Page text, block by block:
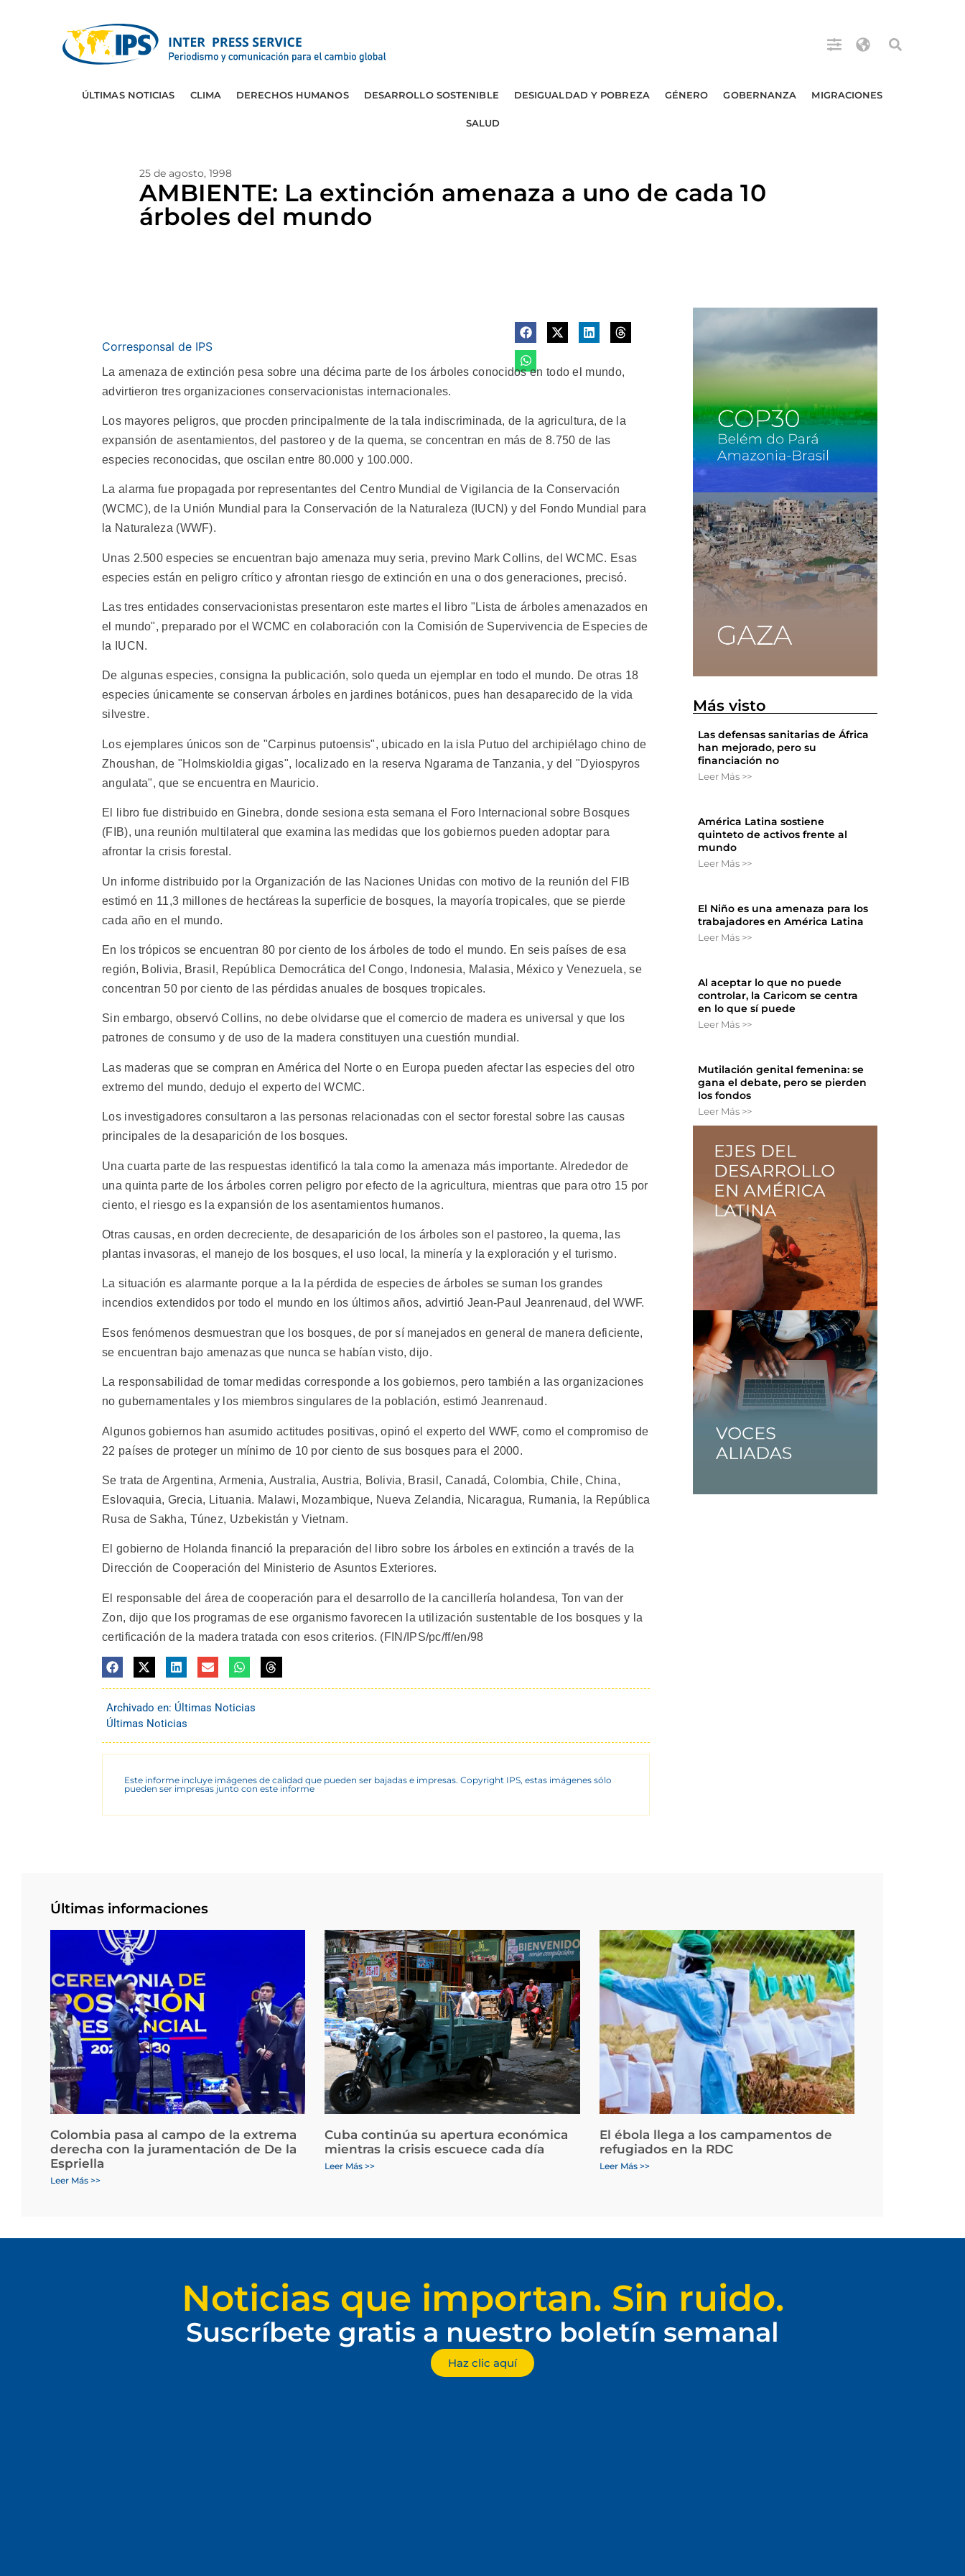
ÚLTIMAS NOTICIAS CLIMA DERECHOS HUMANOS DESARROLLO SOSTENIBLE DESIGUALDAD Y POBREZA GÉNERO GOBERNANZA MIGRACIONES
SALUD
25 de agosto, 1998
AMBIENTE: La extinción amenaza a uno de cada 10
árboles del mundo
Corresponsal de IPS
La amenaza de extinción pesa sobre una décima parte de los árboles conocidos en todo el mundo,
advirtieron tres organizaciones conservacionistas internacionales.
Los mayores peligros, que procden principalmente de la tala indiscriminada, de la agricultura, de la
expansión de asentamientos, del pastoreo y de la quema, se concentran en más de 8.750 de las
especies reconocidas, que oscilan entre 80.000 y 100.000.
La alarma fue propagada por representantes del Centro Mundial de Vigilancia de la Conservación
(WCMC), de la Unión Mundial para la Conservación de la Naturaleza (IUCN) y del Fondo Mundial para
la Naturaleza (WWF).
Unas 2.500 especies se encuentran bajo amenaza muy seria, previno Mark Collins, del WCMC. Esas
especies están en peligro crítico y afrontan riesgo de extinción en una o dos generaciones, precisó.
Las tres entidades conservacionistas presentaron este martes el libro "Lista de árboles amenazados en
el mundo", preparado por el WCMC en colaboración con la Comisión de Supervivencia de Especies de
la IUCN.
De algunas especies, consigna la publicación, solo queda un ejemplar en todo el mundo. De otras 18
especies únicamente se conservan árboles en jardines botánicos, pues han desaparecido de la vida
silvestre.
Los ejemplares únicos son de "Carpinus putoensis", ubicado en la isla Putuo del archipiélago chino de
Zhoushan, de "Holmskioldia gigas", localizado en la reserva Ngarama de Tanzania, y del "Dyiospyros
angulata", que se encuentra en Mauricio.
El libro fue distribuido en Ginebra, donde sesiona esta semana el Foro Internacional sobre Bosques
(FIB), una reunión multilateral que examina las medidas que los gobiernos pueden adoptar para
afrontar la crisis forestal.
Un informe distribuido por la Organización de las Naciones Unidas con motivo de la reunión del FIB
estimó en 11,3 millones de hectáreas la superficie de bosques, la mayoría tropicales, que se pierde
cada año en el mundo.
En los trópicos se encuentran 80 por ciento de los árboles de todo el mundo. En seis países de esa
región, Bolivia, Brasil, República Democrática del Congo, Indonesia, Malasia, México y Venezuela, se
concentran 50 por ciento de las pérdidas anuales de bosques tropicales.
Sin embargo, observó Collins, no debe olvidarse que el comercio de madera es universal y que los
patrones de consumo y de uso de la madera constituyen una cuestión mundial.
Las maderas que se compran en América del Norte o en Europa pueden afectar las especies del otro
extremo del mundo, dedujo el experto del WCMC.
Los investigadores consultaron a las personas relacionadas con el sector forestal sobre las causas
principales de la desaparición de los bosques.
Una cuarta parte de las respuestas identificó la tala como la amenaza más importante. Alrededor de
una quinta parte de los árboles corren peligro por efecto de la agricultura, mientras que para otro 15 por
ciento, el riesgo es la expansión de los asentamientos humanos.
Otras causas, en orden decreciente, de desaparición de los árboles son el pastoreo, la quema, las
plantas invasoras, el manejo de los bosques, el uso local, la minería y la exploración y el turismo.
La situación es alarmante porque a la la pérdida de especies de árboles se suman los grandes
incendios extendidos por todo el mundo en los últimos años, advirtió Jean-Paul Jeanrenaud, del WWF.
Esos fenómenos desmuestran que los bosques, de por sí manejados en general de manera deficiente,
se encuentran bajo amenazas que nunca se habían visto, dijo.
La responsabilidad de tomar medidas corresponde a los gobiernos, pero también a las organizaciones
no gubernamentales y los miembros singulares de la población, estimó Jeanrenaud.
Algunos gobiernos han asumido actitudes positivas, opinó el experto del WWF, como el compromiso de
22 países de proteger un mínimo de 10 por ciento de sus bosques para el 2000.
Se trata de Argentina, Armenia, Australia, Austria, Bolivia, Brasil, Canadá, Colombia, Chile, China,
Eslovaquia, Grecia, Lituania. Malawi, Mozambique, Nueva Zelandia, Nicaragua, Rumania, la República
Rusa de Sakha, Túnez, Uzbekistán y Vietnam.
El gobierno de Holanda financió la preparación del libro sobre los árboles en extinción a través de la
Dirección de Cooperación del Ministerio de Asuntos Exteriores.
El responsable del área de cooperación para el desarrollo de la cancillería holandesa, Ton van der
Zon, dijo que los programas de ese organismo favorecen la utilización sustentable de los bosques y la
certificación de la madera tratada con esos criterios. (FIN/IPS/pc/ff/en/98
Archivado en: Últimas Noticias
Últimas Noticias
Este informe incluye imágenes de calidad que pueden ser bajadas e impresas. Copyright IPS, estas imágenes sólo
pueden ser impresas junto con este informe
Más visto
Las defensas sanitarias de África
han mejorado, pero su
financiación no
Leer Más >>
América Latina sostiene
quinteto de activos frente al
mundo
Leer Más >>
El Niño es una amenaza para los
trabajadores en América Latina
Leer Más >>
Al aceptar lo que no puede
controlar, la Caricom se centra
en lo que sí puede
Leer Más >>
Mutilación genital femenina: se
gana el debate, pero se pierden
los fondos
Leer Más >>
Últimas informaciones
Colombia pasa al campo de la extrema
derecha con la juramentación de De la
Espriella
Leer Más >>
Cuba continúa su apertura económica
mientras la crisis escuece cada día
Leer Más >>
El ébola llega a los campamentos de
refugiados en la RDC
Leer Más >>
Noticias que importan. Sin ruido.
Suscríbete gratis a nuestro boletín semanal
Haz clic aquí